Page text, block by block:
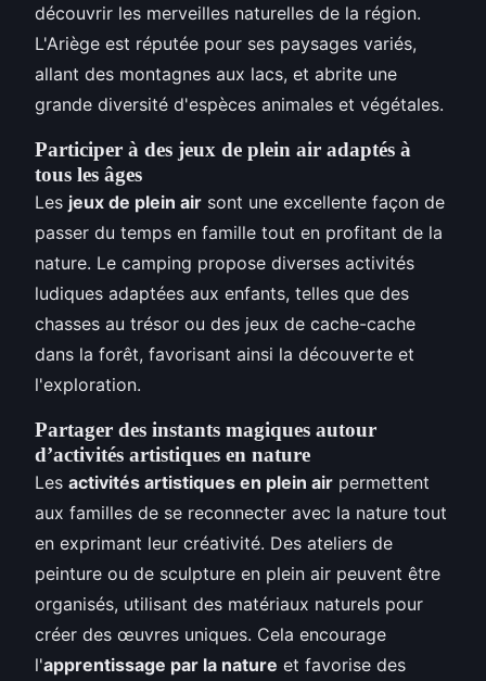
découvrir les merveilles naturelles de la région.
L'Ariège est réputée pour ses paysages variés,
allant des montagnes aux lacs, et abrite une
grande diversité d'espèces animales et végétales.
Participer à des jeux de plein air adaptés à
tous les âges
Les jeux de plein air sont une excellente façon de
passer du temps en famille tout en profitant de la
nature. Le camping propose diverses activités
ludiques adaptées aux enfants, telles que des
chasses au trésor ou des jeux de cache-cache
dans la forêt, favorisant ainsi la découverte et
l'exploration.
Partager des instants magiques autour
d’activités artistiques en nature
Les activités artistiques en plein air permettent
aux familles de se reconnecter avec la nature tout
en exprimant leur créativité. Des ateliers de
peinture ou de sculpture en plein air peuvent être
organisés, utilisant des matériaux naturels pour
créer des œuvres uniques. Cela encourage
l'apprentissage par la nature et favorise des